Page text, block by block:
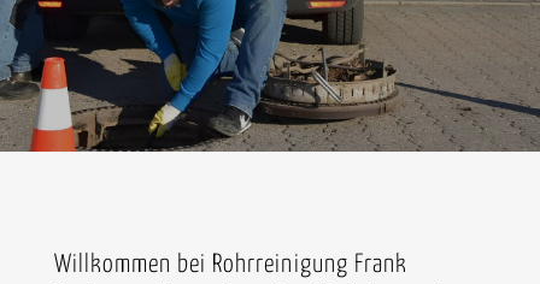
Willkommen bei Rohrreinigung Frank